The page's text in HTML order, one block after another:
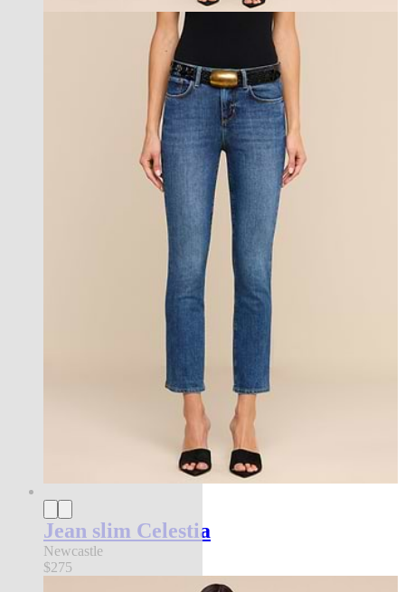
Jean slim Celestia
Newcastle
$275